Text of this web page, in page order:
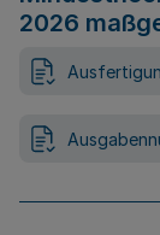
2026